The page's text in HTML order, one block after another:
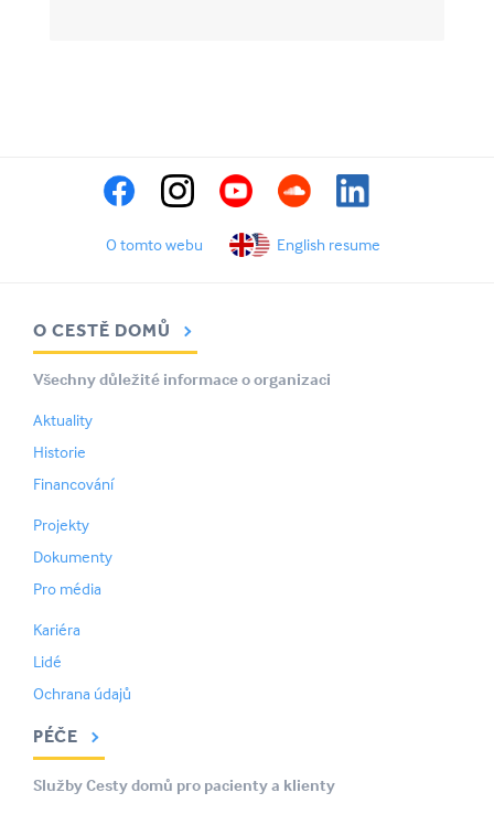
O tomto webu English resume
O CESTĚ DOMŮ
Všechny důležité informace o organizaci
Aktuality
Historie
Financování
Projekty
Dokumenty
Pro média
Kariéra
Lidé
Ochrana údajů
PÉČE
Služby Cesty domů pro pacienty a klienty